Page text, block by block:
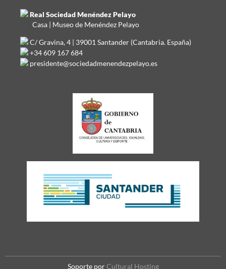
Real Sociedad Menéndez Pelayo
Casa | Museo de Menéndez Pelayo
C/ Gravina, 4 | 39001 Santander (Cantabria. España)
+34 609 167 684
presidente@sociedadmenendezpelayo.es
Soporte porCultural Hosting